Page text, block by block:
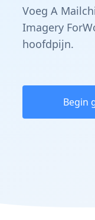
Voeg A
Imagery
hoofdpijn.
Begin